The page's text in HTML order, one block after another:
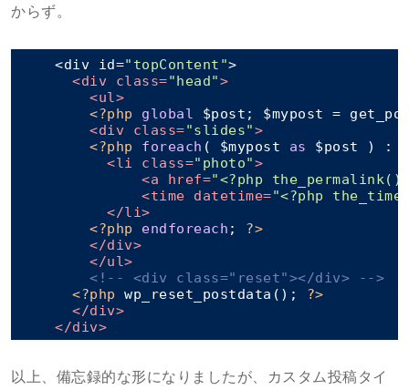
からず。
    <div id=
"topContent">
<div class="head">
<ul>
<?php
global $post; $mypost =
<div class="slides">
<?php
foreach ( $mypost as $post ) :
<li class="photo">
<a href="<?php
<time datetime="<?php
</li>
<?php
endforeach ; ?>
</div>
</ul>
<!-- <div class="reset"></div> -->
<?php wp_reset_postdata(); ?>
</div>
</div>
以上、備忘録的な形になりましたが、カスタム投稿タイ